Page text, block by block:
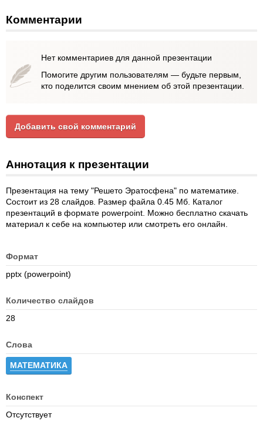
Комментарии
Нет комментариев для данной презентации
Помогите другим пользователям — будьте первым,
кто поделится своим мнением об этой презентации.
Добавить свой комментарий
Аннотация к презентации
Презентация на тему "Решето Эратосфена" по математике.
Состоит из 28 слайдов. Размер файла 0.45 Мб. Каталог
презентаций в формате powerpoint. Можно бесплатно скачать
материал к себе на компьютер или смотреть его онлайн.
Формат
pptx (powerpoint)
Количество слайдов
28
Слова
МАТЕМАТИКА
Конспект
Отсутствует